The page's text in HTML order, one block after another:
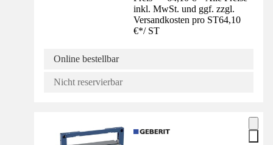
inkl. MwSt. und ggf. zzgl.
Versandkosten pro ST64,10
€*/ ST
Online bestellbar
Nicht reservierbar